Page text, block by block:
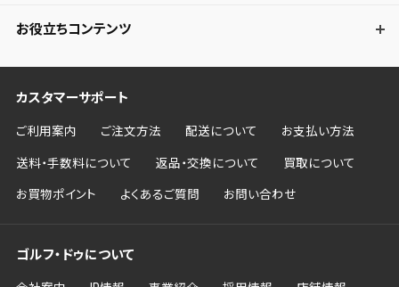
お役立ちコンテンツ
カスタマーサポート
ご利用案内 ご注文方法 配送について お支払い方法
送料・手数料について 返品・交換について 買取について
お買物ポイント よくあるご質問 お問い合わせ
ゴルフ・ドゥについて